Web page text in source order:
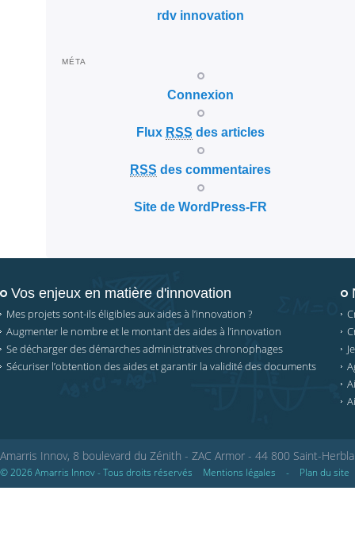
rdv innovation
MÉTA
Connexion
Flux RSS des articles
RSS des commentaires
Site de WordPress-FR
Vos enjeux en matière d'innovation
Mes projets sont-ils éligibles aux aides à l’innovation ?
Augmenter le nombre et le montant des aides à l’innovation
Se décharger des démarches administratives chronophages
Sécuriser l’obtention des aides et garantir la validité des documents
Amarris Innov, 8 boulevard du Zénith - ZAC Armor - 44 800 Saint-
© 2026 Amarris Innov - Tous droits réservés Mentions légales - Plan du site